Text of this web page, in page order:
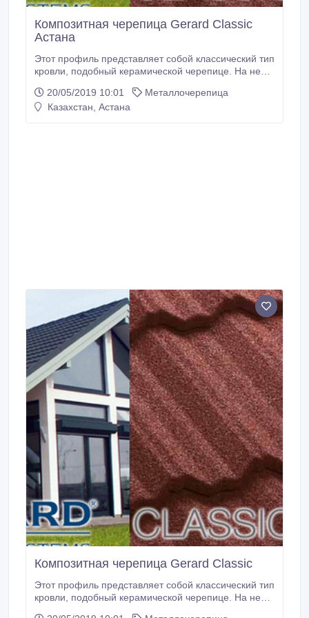
Композитная черепица Gerard Classic
Астана
Этот профиль представляет собой классический тип
кровли, подобный керамической черепице. На ней
коррозии, и за счет выдержанности форм
гармонична на постройках частного и
20/05/2019 10:01
Металлочерепица
Казахстан, Астана
Композитная черепица Gerard Classic
Этот профиль представляет собой классический тип
кровли, подобный керамической черепице. На ней